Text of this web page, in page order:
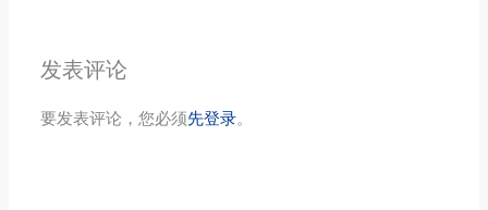
发表评论
要发表评论，您必须先登录。